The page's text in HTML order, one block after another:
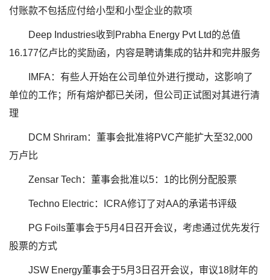
付账款不包括应付给小型和小型企业的款项
Deep Industries收到Prabha Energy Pvt Ltd的总值
16.177亿卢比的奖励函，内容是聘请集成的钻井和完井服务
IMFA：有些人开始在公司单位外进行搅动，这影响了
单位的工作；所有熔炉都已关闭，但公司正试图对其进行清
理
DCM Shriram：董事会批准将PVC产能扩大至32,000
万卢比
Zensar Tech：董事会批准以5：1的比例分配股票
Techno Electric：ICRA修订了对AA的承诺书评级
PG Foils董事会于5月4日召开会议，考虑通过优先发行
股票的方式
JSW Energy董事会于5月3日召开会议，审议18财年的